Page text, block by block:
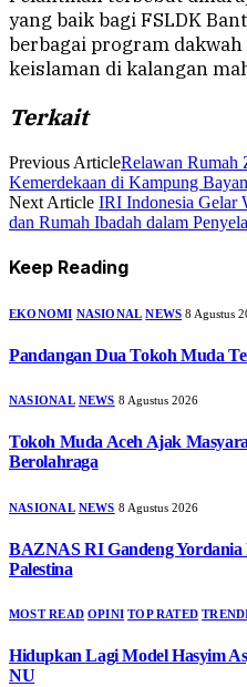
yang baik bagi FSLDK
berbagai program
keislaman di kalangan
Terkait
Previous ArticleRelawan Rumah
Kemerdekaan di Kampung
Next Article IRI Indonesia Gelar
dan Rumah Ibadah dalam
Keep Reading
EKONOMI NASIONAL NEWS 8 Agustus
Pandangan Dua Tokoh Muda
NASIONAL NEWS 8 Agustus 2026
Tokoh Muda Aceh Ajak
Berolahraga
NASIONAL NEWS 8 Agustus 2026
BAZNAS RI Gandeng Yordania
Palestina
MOST READ OPINI TOP RATED
Hidupkan Lagi Model Hasyim
NU